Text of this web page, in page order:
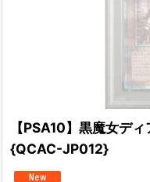
【PSA10】黒魔女デ
{QCAC-JP012}